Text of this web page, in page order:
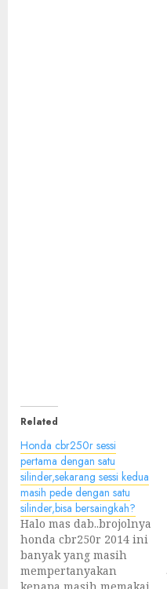
Related
Honda cbr250r sessi
pertama dengan satu
silinder,sekarang sessi kedua
masih pede dengan satu
silinder,bisa bersaingkah?
Halo mas dab..brojolnya
honda cbr250r 2014 ini
banyak yang masih
mempertanyakan